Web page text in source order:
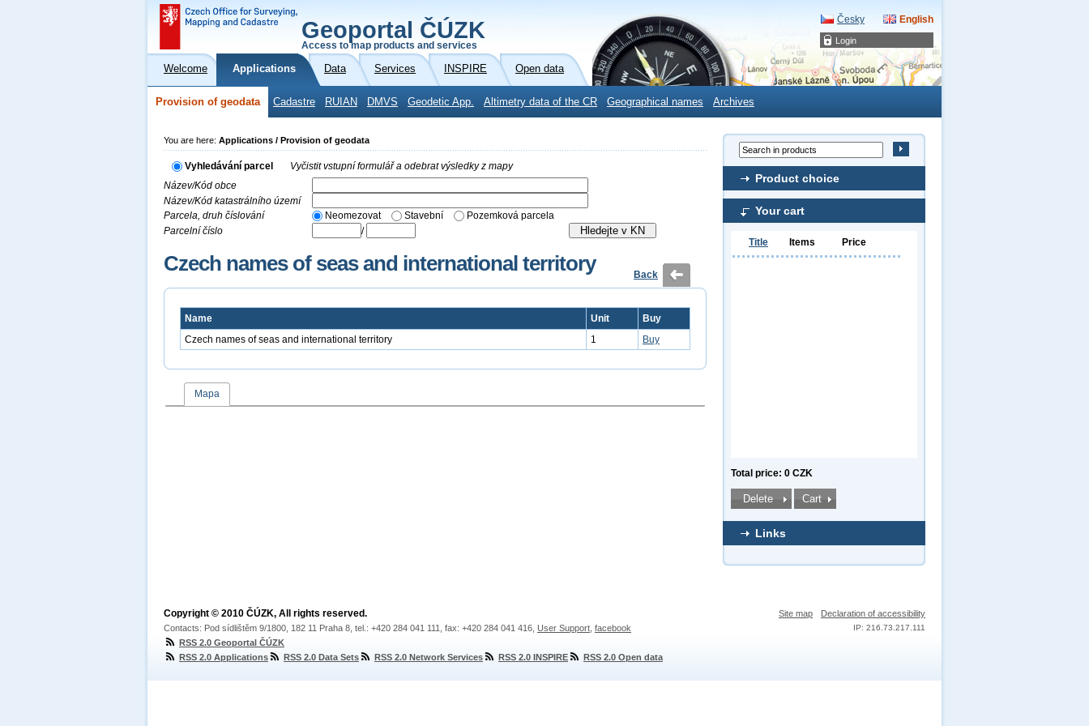
Login
Geoportal ČÚZK
Access to map products and services
Česky English
Welcome Applications Data Services INSPIRE Open data
Provision of geodata Cadastre RUIAN DMVS Geodetic App. Altimetry data of the CR Geographical names Archives
Product choice
Your cart
Title Items Price
Total price: 0 CZK
Links
You are here: Applications / Provision of geodata
Vyhledávání parcel
Vyčistit vstupní formulář a odebrat výsledky z mapy
Název/Kód obce
Název/Kód katastrálního území
Parcela, druh číslování
Neomezovat Stavební
Pozemková parcela
Parcelní číslo
/
Czech names of seas and international territory Back
Name Unit
Buy
Czech names of seas and international territory
1 Buy
Mapa
Site map Declaration of accessibility
IP: 216.73.217.111
Copyright © 2010 ČÚZK, All rights reserved.
Contacts: Pod sídlištěm 9/1800, 182 11 Praha 8, tel.: +420 284 041 111, fax: +420 284 041 416, User Support facebook
RSS 2.0 Geoportal ČÚZK
RSS 2.0 Applications
RSS 2.0 Data Sets RSS 2.0 Network Services RSS 2.0 INSPIRE RSS 2.0 Open data